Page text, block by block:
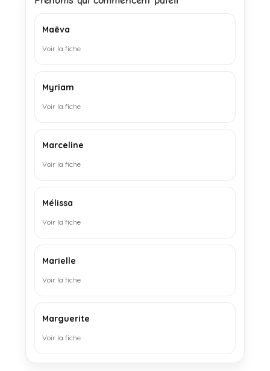
Maëva
Voir la fiche
Myriam
Voir la fiche
Marceline
Voir la fiche
Mélissa
Voir la fiche
Marielle
Voir la fiche
Marguerite
Voir la fiche